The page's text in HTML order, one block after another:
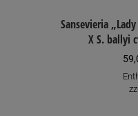
Sansevieria
X S. ballyi